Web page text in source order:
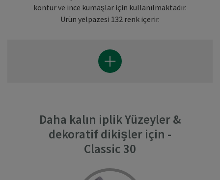
kontur ve ince kumaşlar için kullanılmaktadır.
Ürün yelpazesi 132 renk içerir.
Daha kalın iplik Yüzeyler &
dekoratif dikişler için -
Classic 30